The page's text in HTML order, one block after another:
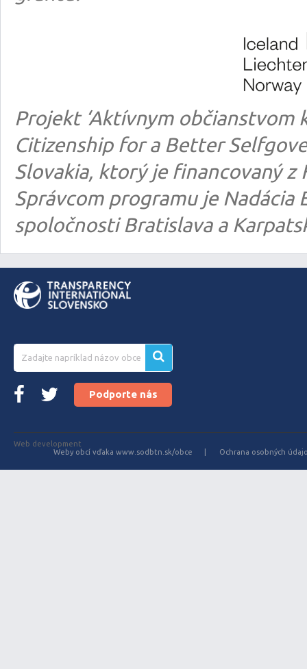
Projekt ‘Aktívnym občianstvom
Citizenship for a Better
Slovakia, ktorý je financovaný z
Správcom programu je
spoločnosti Bratislava a
Podporte nás
Web development
Weby obcí vďaka www.sodbtn.sk/obce
Ochrana osobných